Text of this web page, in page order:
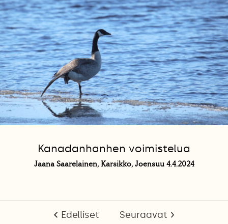
Kanadanhanhen voimistelua
Jaana Saarelainen, Karsikko, Joensuu 4.4.2024
Edelliset Seuraavat